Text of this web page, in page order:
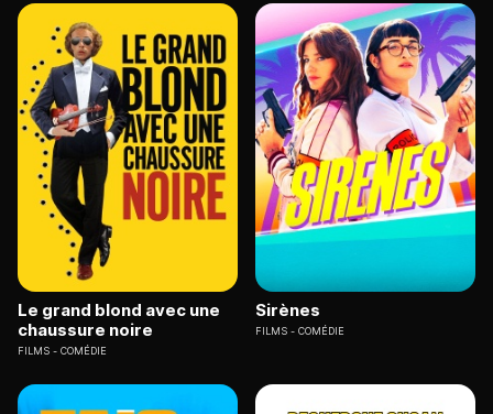
Le grand blond avec une
chaussure noire
FILMS COMÉDIE
Sirènes
FILMS COMÉDIE